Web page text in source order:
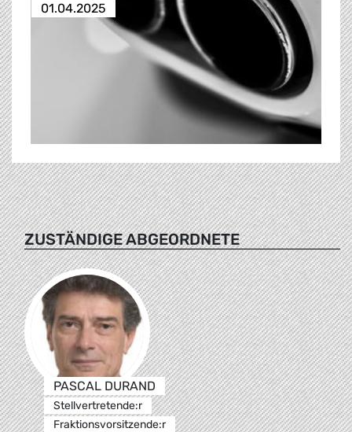
01.04.2025
ZUSTÄNDIGE ABGEORDNETE
PASCAL DURAND
Stellvertretende:r
Fraktionsvorsitzende:r